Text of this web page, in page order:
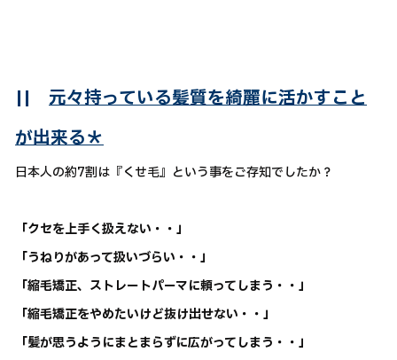
|| 元々持っている髪質を綺麗に活かすこと
が出来る＊
日本人の約7割は『くせ毛』という事をご存知でしたか？
「クセを上手く扱えない・・」
「うねりがあって扱いづらい・・」
「縮毛矯正、ストレートパーマに頼ってしまう・・」
「縮毛矯正をやめたいけど抜け出せない・・」
「髪が思うようにまとまらずに広がってしまう・・」